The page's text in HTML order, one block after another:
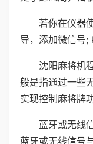
若你在仪器
导，添加微信号;
沈阳麻将机
般是指通过一些
实现控制麻将牌
蓝牙或无线
蓝牙或无线信号